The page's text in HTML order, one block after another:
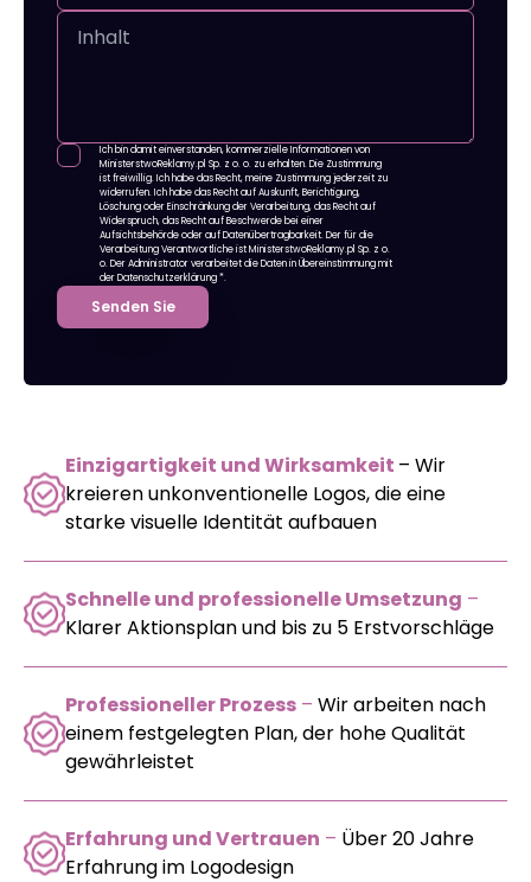
Ich bin damit einverstanden, kommerzielle Informationen von
MinisterstwoReklamy.pl Sp. z o. o. zu erhalten. Die Zustimmung
ist freiwillig. Ich habe das Recht, meine Zustimmung jederzeit zu
widerrufen. Ich habe das Recht auf Auskunft, Berichtigung,
Löschung oder Einschränkung der Verarbeitung, das Recht auf
Widerspruch, das Recht auf Beschwerde bei einer
Aufsichtsbehörde oder auf Datenübertragbarkeit. Der für die
Verarbeitung Verantwortliche ist MinisterstwoReklamy.pl Sp. z o.
o. Der Administrator verarbeitet die Daten in Übereinstimmung mit
der Datenschutzerklärung*.
Senden Sie
Einzigartigkeit und Wirksamkeit – Wir
kreieren unkonventionelle Logos, die eine
starke visuelle Identität aufbauen
Schnelle und professionelle Umsetzung –
Klarer Aktionsplan und bis zu 5 Erstvorschläge
Professioneller Prozess – Wir arbeiten nach
einem festgelegten Plan, der hohe Qualität
gewährleistet
Erfahrung und Vertrauen – Über 20 Jahre
Erfahrung im Logodesign